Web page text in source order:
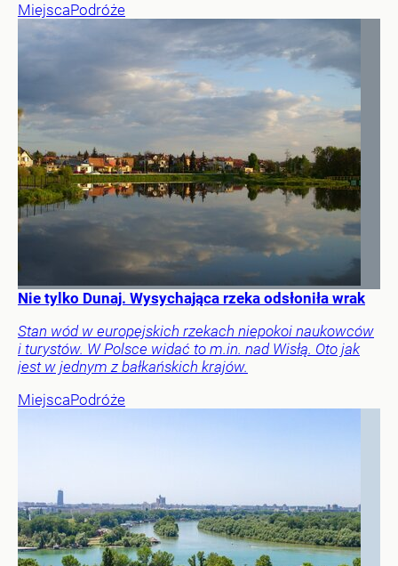
MiejscaPodróże
Nie tylko Dunaj. Wysychająca rzeka odsłoniła wrak
Stan wód w europejskich rzekach niepokoi naukowców
i turystów. W Polsce widać to m.in. nad Wisłą. Oto jak
jest w jednym z bałkańskich krajów.
MiejscaPodróże